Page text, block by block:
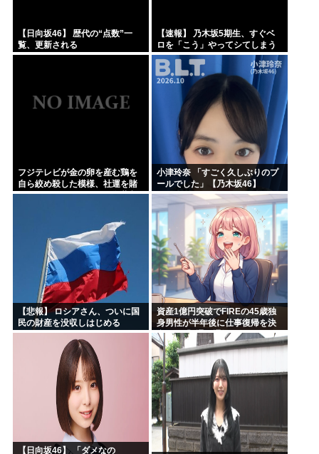
【日向坂46】 歴代の“点数”一
覧、更新される
【速報】 乃木坂5期生、すぐベ
ロを「こう」やってシてしまう
ｗｗｗｗｗｗ
フジテレビが金の卵を産む鶏を
自ら絞め殺した模様、社運を賭
けたドル箱コンテンツが御蔵入
小津玲奈 「すごく久しぶりのプ
ールでした」【乃木坂46】
【悲報】 ロシアさん、ついに国
民の財産を没収しはじめる
資産1億円突破でFIREの45歳独
身男性が半年後に仕事復帰を決
意した「1通の通知」
【日向坂46】 「ダメなの